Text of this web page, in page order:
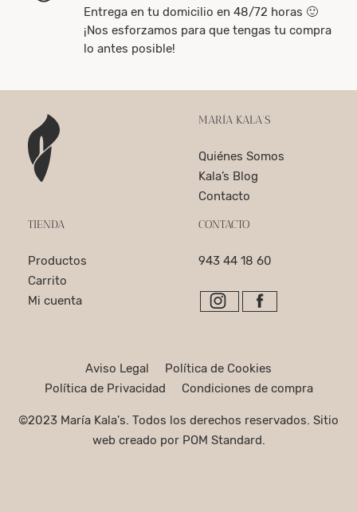
Entrega en tu domicilio en 48/72 horas 🙂
¡Nos esforzamos para que tengas tu compra
lo antes posible!
MARÍA KALA’S
Quiénes Somos
Kala’s Blog
Contacto
TIENDA
Productos
Carrito
Mi cuenta
CONTACTO
943 44 18 60
Aviso Legal
Política de Cookies
Política de Privacidad
Condiciones de compra
©2023 María Kala's. Todos los derechos reservados. Sitio
web creado por POM Standard.